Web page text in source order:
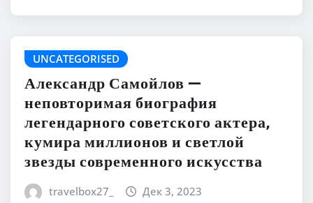
UNCATEGORISED
Александр Самойлов —
неповторимая биография
легендарного советского актера,
кумира миллионов и светлой
звезды современного искусства
travelbox27_ Дек 3, 2023